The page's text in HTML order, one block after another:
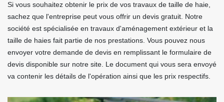
Si vous souhaitez obtenir le prix de vos travaux de taille de haie,
sachez que l'entreprise peut vous offrir un devis gratuit. Notre
société est spécialisée en travaux d'aménagement extérieur et la
taille de haies fait partie de nos prestations. Vous pouvez nous
envoyer votre demande de devis en remplissant le formulaire de
devis disponible sur notre site. Le document qui vous sera envoyé
va contenir les détails de l'opération ainsi que les prix respectifs.